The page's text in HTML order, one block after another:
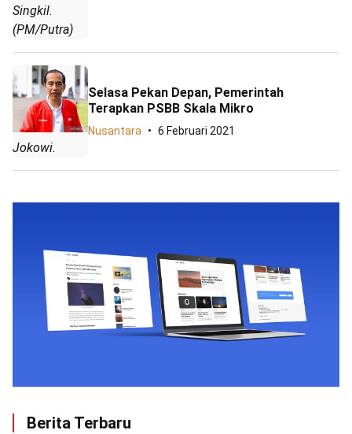
Singkil.
(PM/Putra)
Jokowi.
Selasa Pekan Depan, Pemerintah
Terapkan PSBB Skala Mikro
Nusantara 6 Februari 2021
Berita Terbaru